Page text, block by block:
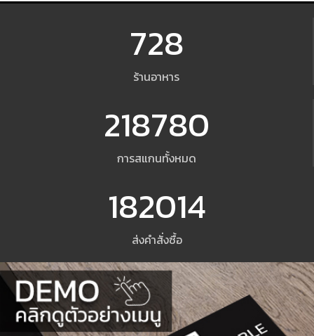
728
ร้านอาหาร
218780
การสแกนทั้งหมด
182014
ส่งคำสั่งซื้อ